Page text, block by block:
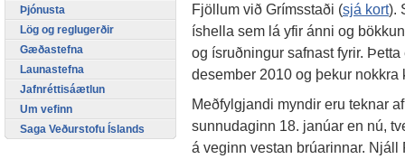
Fjöllum við Grímsstaði (sjá kort).
íshella sem lá yfir ánni og
og ísruðningur safnast fyrir.
desember 2010 og þekur nokkra
Meðfylgjandi myndir eru teknar
sunnudaginn 18. janúar en nú,
á veginn vestan brúarinnar.
Þjónusta
Lög og reglugerðir
Gæðastefna
Launastefna
Jafnréttisáætlun
Um vefinn
Saga Veðurstofu Íslands